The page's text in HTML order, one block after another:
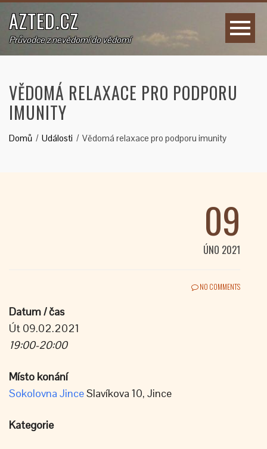
AZTED.CZ
Průvodce z nevědomí do vědomí
VĚDOMÁ RELAXACE PRO PODPORU
IMUNITY
Domů Události Vědomá relaxace pro podporu imunity
09
ÚNO 2021
NO COMMENTS
Datum / čas
Út 09.02.2021
19:00-20:00
Místo konání
Sokolovna JinceSlavíkova 10, Jince
Kategorie